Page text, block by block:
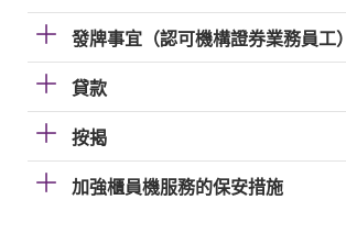
發牌事宜（認可機構證券業務員工）
貸款
按揭
加強櫃員機服務的保安措施